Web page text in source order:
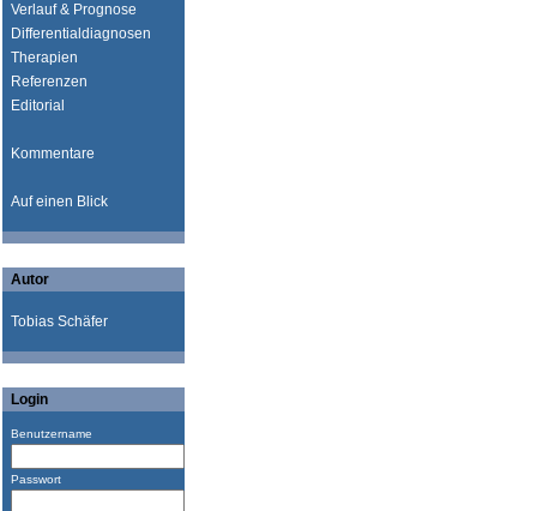
Verlauf & Prognose
Differentialdiagnosen
Therapien
Referenzen
Editorial
Kommentare
Auf einen Blick
Autor
Tobias Schäfer
Login
Benutzername
Passwort